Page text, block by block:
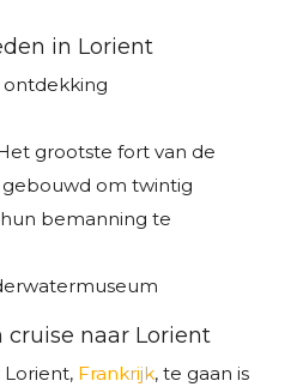
in Lorient
grootste fort van de
om twintig
bemanning te
cruise naar Lorient
Frankrijk, te gaan is